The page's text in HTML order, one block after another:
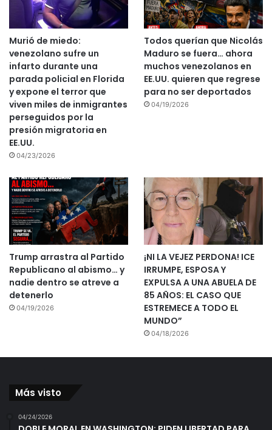
Murió de miedo:
venezolano sufre un
infarto durante una
parada policial en Florida
y expone el terror que
viven miles de inmigrantes
perseguidos por la
presión migratoria en
EE.UU.
04/23/2026
Todos querían que Nicolás
Maduro se fuera… ahora
muchos venezolanos en
EE.UU. quieren que regrese
para no ser deportados
04/19/2026
Trump arrastra al Partido
Republicano al abismo… y
nadie dentro se atreve a
detenerlo
04/19/2026
¡NI LA VEJEZ PERDONA! ICE
IRRUMPE, ESPOSA Y
EXPULSA A UNA ABUELA DE
85 AÑOS: EL CASO QUE
ESTREMECE A TODO EL
MUNDO”
04/18/2026
Más visto
04/24/2026